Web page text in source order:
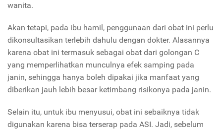
wanita.
Akan tetapi, pada ibu hamil, penggunaan dari obat ini perlu
dikonsultasikan terlebih dahulu dengan dokter. Alasannya
karena obat ini termasuk sebagai obat dari golongan C
yang memperlihatkan munculnya efek samping pada
janin, sehingga hanya boleh dipakai jika manfaat yang
diberikan jauh lebih besar ketimbang risikonya pada janin.
Selain itu, untuk ibu menyusui, obat ini sebaiknya tidak
digunakan karena bisa terserap pada ASI. Jadi, sebelum